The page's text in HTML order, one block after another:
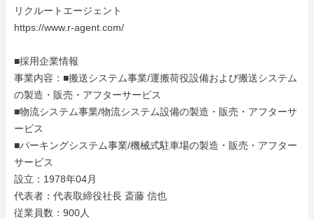
リクルートエージェント
https://www.r-agent.com/
■採用企業情報
事業内容：■搬送システム事業/運搬荷役設備および搬送システム
の製造・販売・アフターサービス
■物流システム事業/物流システム設備の製造・販売・アフターサ
ービス
■パーキングシステム事業/機械式駐車場の製造・販売・アフター
サービス
設立：1978年04月
代表者：代表取締役社長 斎藤 信也
従業員数：900人